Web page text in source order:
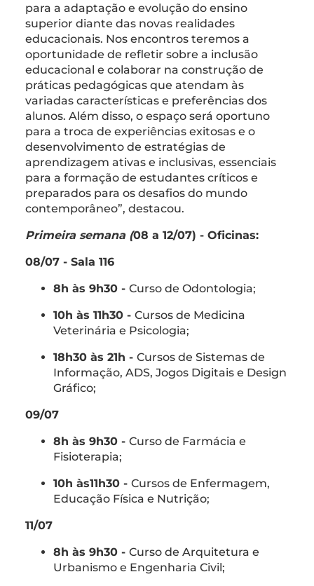
para a adaptação e evolução do ensino
superior diante das novas realidades
educacionais. Nos encontros teremos a
oportunidade de refletir sobre a inclusão
educacional e colaborar na construção de
práticas pedagógicas que atendam às
variadas características e preferências dos
alunos. Além disso, o espaço será oportuno
para a troca de experiências exitosas e o
desenvolvimento de estratégias de
aprendizagem ativas e inclusivas, essenciais
para a formação de estudantes críticos e
preparados para os desafios do mundo
contemporâneo”, destacou.
Primeira semana (08 a 12/07) - Oficinas:
08/07 - Sala 116
8h às 9h30 - Curso de Odontologia;
10h às 11h30 - Cursos de Medicina
Veterinária e Psicologia;
18h30 às 21h - Cursos de Sistemas de
Informação, ADS, Jogos Digitais e Design
Gráfico;
09/07
8h às 9h30 - Curso de Farmácia e
Fisioterapia;
10h às11h30 - Cursos de Enfermagem,
Educação Física e Nutrição;
11/07
8h às 9h30 - Curso de Arquitetura e
Urbanismo e Engenharia Civil;